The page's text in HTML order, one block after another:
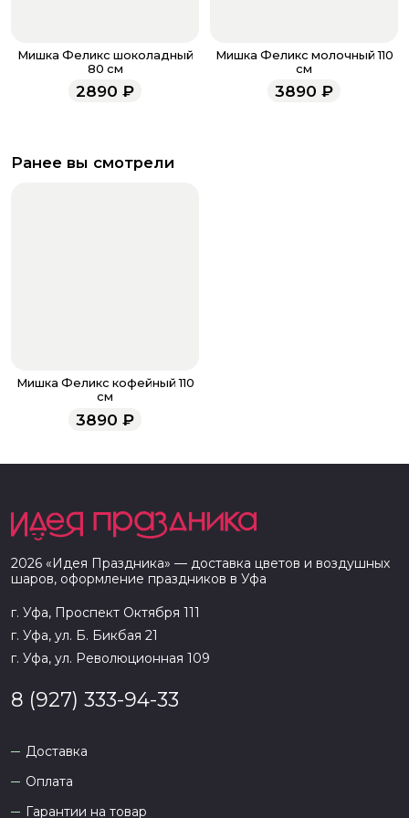
Мишка Феликс шоколадный
80 см
2890 ₽
Мишка Феликс молочный 110
см
3890 ₽
Ранее вы смотрели
Мишка Феликс кофейный 110
см
3890 ₽
2026 «Идея Праздника» — доставка цветов и воздушных
шаров, оформление праздников в Уфа
г. Уфа, Проспект Октября 111
г. Уфа, ул. Б. Бикбая 21
г. Уфа, ул. Революционная 109
8 (927) 333-94-33
Доставка
Оплата
Гарантии на товар